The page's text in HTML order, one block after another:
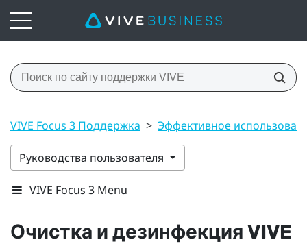
VIVE Focus 3 Поддержка > Эффективное
Руководства пользователя
VIVE Focus 3 Menu
Очистка и дезинфекция VIVE